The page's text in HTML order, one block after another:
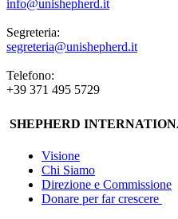
info@unishepherd.it
Segreteria:
segreteria@unishepherd.it
Telefono:
+39 371 495 5729
SHEPHERD
Visione
Chi Siamo
Direzione e Commissione
Donare per far crescere